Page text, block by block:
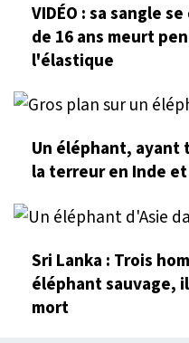
VIDÉO : sa sangle
de 16 ans meurt
l'élastique
Un éléphant, ayant
la terreur en Inde
Sri Lanka : Trois
éléphant sauvage,
mort